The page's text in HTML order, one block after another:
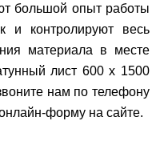
большой опыт работы
и контролируют весь
материала в месте
лист 600 х 1500
нам по телефону
форму на сайте.